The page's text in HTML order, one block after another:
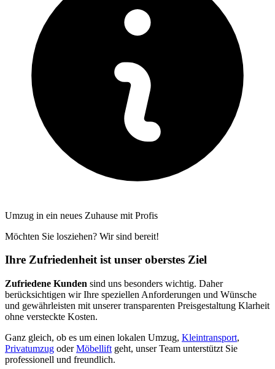
Umzug in ein neues Zuhause mit Profis
Möchten Sie losziehen? Wir sind bereit!
Ihre Zufriedenheit ist unser oberstes Ziel
Zufriedene Kunden sind uns besonders wichtig. Daher
berücksichtigen wir Ihre speziellen Anforderungen und Wünsche
und gewährleisten mit unserer transparenten Preisgestaltung Klarheit
ohne versteckte Kosten.
Ganz gleich, ob es um einen lokalen Umzug, Kleintransport,
Privatumzug oderMöbellift geht, unser Team unterstützt Sie
professionell und freundlich.